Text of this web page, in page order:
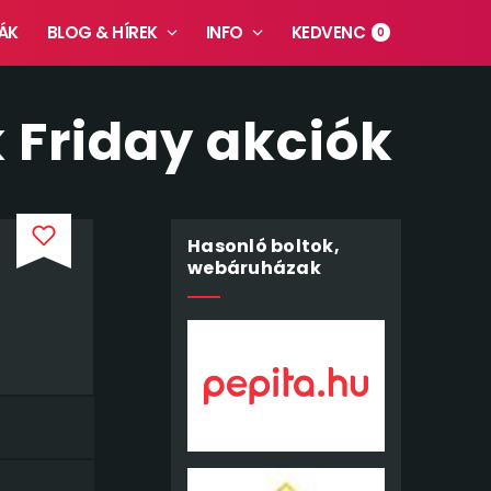
BLOG & HÍREK INFO KEDVENC 0
Friday akciók
Hasonló boltok,
webáruházak